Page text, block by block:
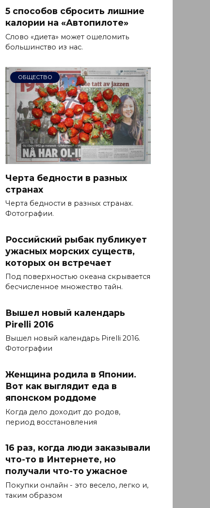
5 способов сбросить лишние
калории на «Автопилоте»
Слово «диета» может ошеломить
большинство из нас.
ОБЩЕСТВО
Черта бедности в разных
странах
Черта бедности в разных странах.
Фотографии.
Российский рыбак публикует
ужасных морских существ,
которых он встречает
Под поверхностью океана скрывается
бесчисленное множество тайн.
Вышел новый календарь
Pirelli 2016
Вышел новый календарь Pirelli 2016.
Фотографии
Женщина родила в Японии.
Вот как выглядит еда в
японском роддоме
Когда дело доходит до родов,
период восстановления
16 раз, когда люди заказывали
что-то в Интернете, но
получали что-то ужасное
Покупки онлайн - это весело, легко и,
таким образом